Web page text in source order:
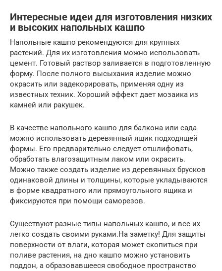
Интересные идеи для изготовления низких
и высоких напольных кашпо
Напольные кашпо рекомендуются для крупных
растений. Для их изготовления можно использовать
цемент. Готовый раствор заливается в подготовленную
форму. После полного высыхания изделие можно
окрасить или задекорировать, применяя одну из
известных техник. Хороший эффект дает мозаика из
камней или ракушек.
В качестве напольного кашпо для балкона или сада
можно использовать деревянный ящик подходящей
формы. Его предварительно следует отшлифовать,
обработать влагозащитным лаком или окрасить.
Можно также создать изделие из деревянных брусков
одинаковой длины и толщины, которые укладываются
в форме квадратного или прямоугольного ящика и
фиксируются при помощи саморезов.
Существуют разные типы напольных кашпо, и все их
легко создать своими руками.На заметку! Для защиты
поверхности от влаги, которая может скопиться при
поливе растения, на дно кашпо можно установить
поддон, а образовавшееся свободное пространство